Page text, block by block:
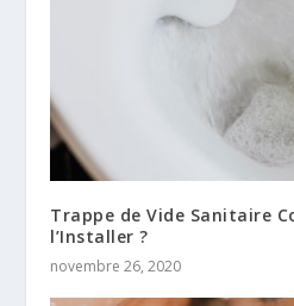
Trappe de Vide Sanitaire
l’Installer ?
novembre 26, 2020